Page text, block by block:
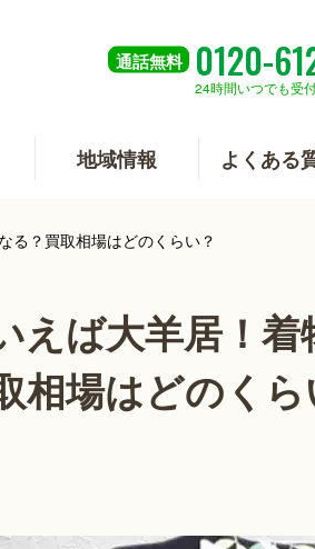
通話無料 0120-
24時間いつでも受
地域情報 よくある
る？買取相場はどのくらい？
えば大羊居！
相場はどのくら